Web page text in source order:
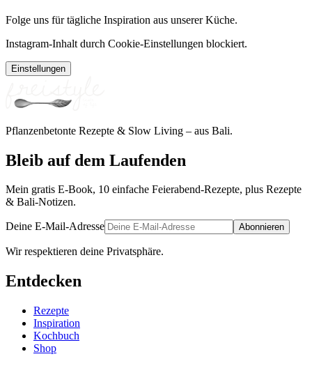
Folge uns für tägliche Inspiration aus unserer Küche.
Instagram-Inhalt durch Cookie-Einstellungen blockiert.
Einstellungen
Pflanzenbetonte Rezepte & Slow Living – aus Bali.
Bleib auf dem Laufenden
Mein gratis E-Book, 10 einfache Feierabend-Rezepte, plus Rezepte
& Bali-Notizen.
Deine E-Mail-Adresse Abonnieren
Wir respektieren deine Privatsphäre.
Entdecken
Rezepte
Inspiration
Kochbuch
Shop